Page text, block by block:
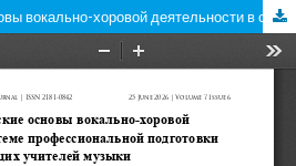
Методологические основы вокально-хоровой деятельности в системе профессиональной подготовки будущих учителей музыки